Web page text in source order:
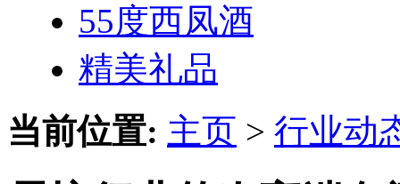
55度西凤酒
精美礼品
当前位置: 主页 > 行业动